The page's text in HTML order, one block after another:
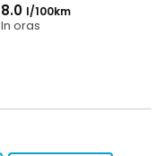
8.0 l/100km
In oras